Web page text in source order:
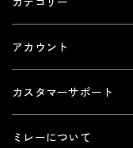
アカウント
カスタマーサポート
ミレーについて